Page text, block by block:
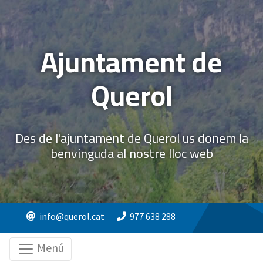
Ajuntament de
Querol
Des de l'ajuntament de Querol us donem la
benvinguda al nostre lloc web
info@querol.cat 977 638 288
Menú